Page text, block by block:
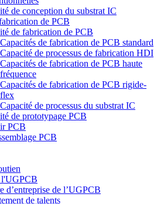
de conception du substrat IC
de PCB
de fabrication de PCB
Capacités de fabrication de PCB standard
Capacité de processus de fabrication HDI
Capacités de fabrication de PCB haute
fréquence
Capacités de fabrication de PCB rigide-
flex
Capacité de processus du substrat IC
de prototypage PCB
PCB
PCB
l'UGPCB
d’entreprise de l’UGPCB
de talents